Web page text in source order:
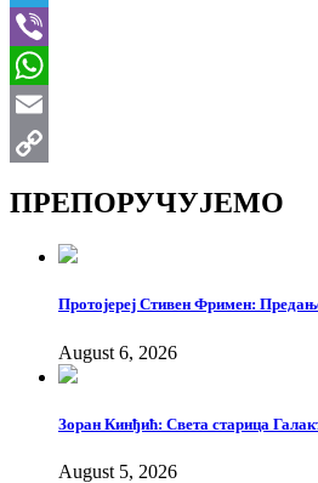
Telegram
Viber
WhatsApp
Email
ПРЕПОРУЧУЈЕМО
Протојереј Стивен Фримен:
August 6, 2026
Зоран Кинђић: Света старица
August 5, 2026